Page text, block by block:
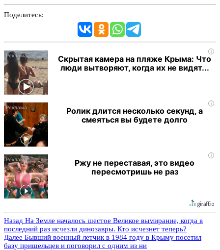
Поделитесь:
i
Скрытая камера на пляже Крыма: Что
люди вытворяют, когда их не видят...
i
Ролик длится несколько секунд, а
смеяться вы будете долго
i
Ржу не переставая, это видео
пересмотришь не раз
Назад На Земле началось шестое Великое вымирание, когда в
последний раз исчезли динозавры. Кто исчезнет теперь?
Далее Бывший военный летчик в 1984 году в Крыму посетил
базу пришельцев и поговорил с одним из ни